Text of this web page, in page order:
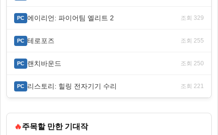
PC 에이리언: 파이어팀 엘리트 2 조회 329
PC 테로포즈 조회 255
PC 랜치바운드 조회 250
PC 리스토리: 힐링 전자기기 수리 조회 221
🔥주목할 만한 기대작